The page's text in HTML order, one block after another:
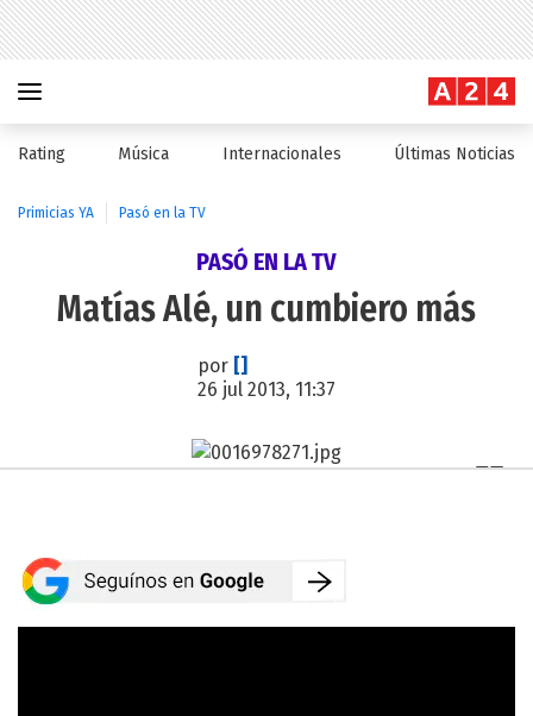
Rating Música Internacionales Últimas Noticias
Primicias YA Pasó en la TV
PASÓ EN LA TV
Matías Alé, un cumbiero más
por []
26 jul 2013, 11:37